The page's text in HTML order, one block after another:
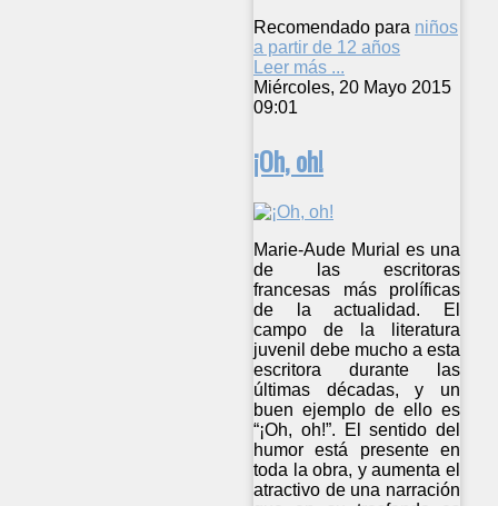
Recomendado para niños
a partir de 12 años
Leer más ...
Miércoles, 20 Mayo 2015
09:01
¡Oh, oh!
Marie-Aude Murial es una
de las escritoras
francesas más prolíficas
de la actualidad. El
campo de la literatura
juvenil debe mucho a esta
escritora durante las
últimas décadas, y un
buen ejemplo de ello es
“¡Oh, oh!”. El sentido del
humor está presente en
toda la obra, y aumenta el
atractivo de una narración